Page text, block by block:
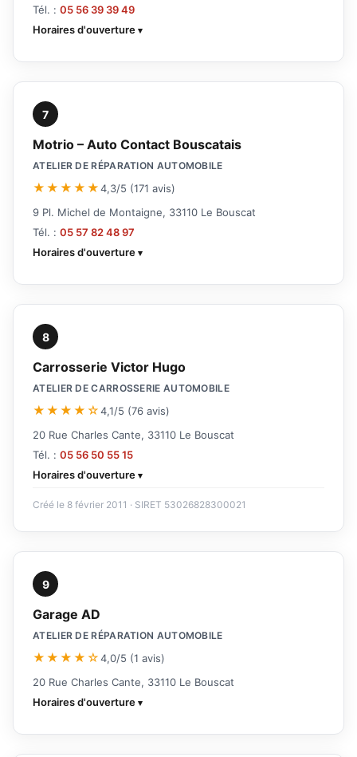
Tél. : 05 56 39 39 49
Horaires d'ouverture
7
Motrio – Auto Contact Bouscatais
ATELIER DE RÉPARATION AUTOMOBILE
★★★★★4,3/5 (171 avis)
9 Pl. Michel de Montaigne, 33110 Le Bouscat
Tél. : 05 57 82 48 97
Horaires d'ouverture
8
Carrosserie Victor Hugo
ATELIER DE CARROSSERIE AUTOMOBILE
★★★★☆4,1/5 (76 avis)
20 Rue Charles Cante, 33110 Le Bouscat
Tél. : 05 56 50 55 15
Horaires d'ouverture
Créé le 8 février 2011 · SIRET 53026828300021
9
Garage AD
ATELIER DE RÉPARATION AUTOMOBILE
★★★★☆4,0/5 (1 avis)
20 Rue Charles Cante, 33110 Le Bouscat
Horaires d'ouverture